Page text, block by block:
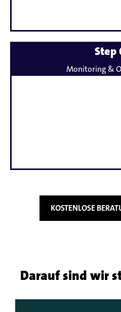
Mehr
Step
Monitoring &
KOSTENLOSE
Darauf sind wir